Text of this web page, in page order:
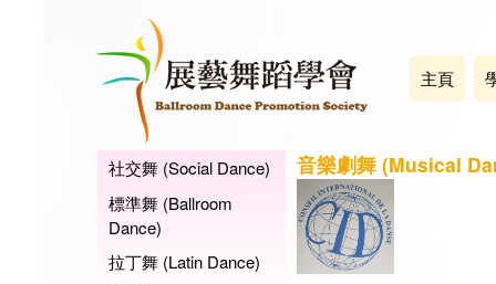
主頁
社交舞 (Social Dance)
標準舞 (Ballroom
Dance)
拉丁舞 (Latin Dance)
音樂劇舞 (Musical